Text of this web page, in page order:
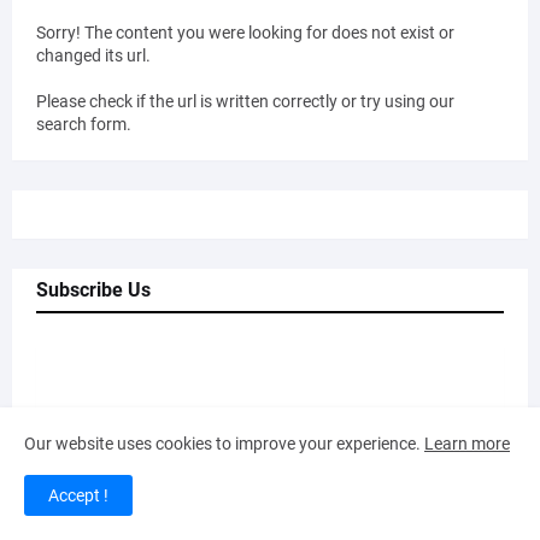
Sorry! The content you were looking for does not exist or
changed its url.
Please check if the url is written correctly or try using our
search form.
Subscribe Us
Our website uses cookies to improve your experience. Learn more
Accept !